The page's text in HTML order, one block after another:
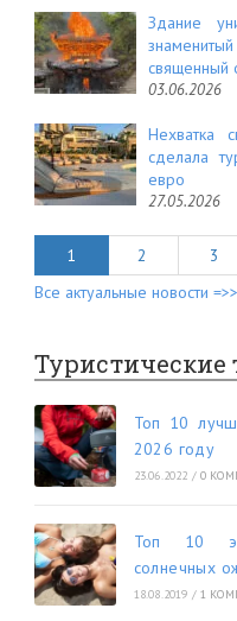
Здание
священный
03.06.2026
Нехватка
сделала
евро
27.05.2026
1 2 3
Все актуальные новости
Туристические
Топ 10
2026 году
23.06.2022 / 0
Топ 10
солнечных
18.08.2019 / 1